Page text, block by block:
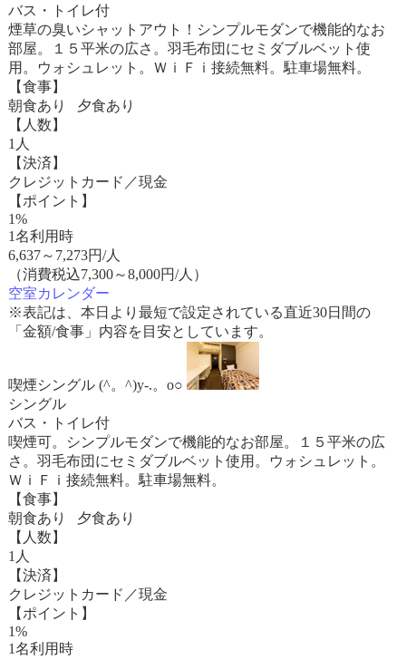
バス・トイレ付
煙草の臭いシャットアウト！シンプルモダンで機能的なお
部屋。１５平米の広さ。羽毛布団にセミダブルベット使
用。ウォシュレット。ＷｉＦｉ接続無料。駐車場無料。
【食事】
朝食あり 夕食あり
【人数】
1人
【決済】
クレジットカード／現金
【ポイント】
1%
1名利用時
6,637～ 7,273円/人
（消費税込7,300～8,000円/人）
空室カレンダー
※表記は、本日より最短で設定されている直近30日間の
「金額/食事」内容を目安としています。
喫煙シングル (^。^)y-.。o○
シングル
バス・トイレ付
喫煙可。シンプルモダンで機能的なお部屋。１５平米の広
さ。羽毛布団にセミダブルベット使用。ウォシュレット。
ＷｉＦｉ接続無料。駐車場無料。
【食事】
朝食あり 夕食あり
【人数】
1人
【決済】
クレジットカード／現金
【ポイント】
1%
1名利用時